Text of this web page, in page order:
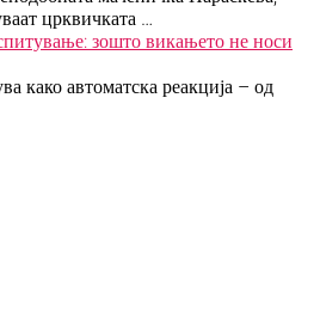
црквичката …
зошто викањето не носи
како автоматска реакција – од